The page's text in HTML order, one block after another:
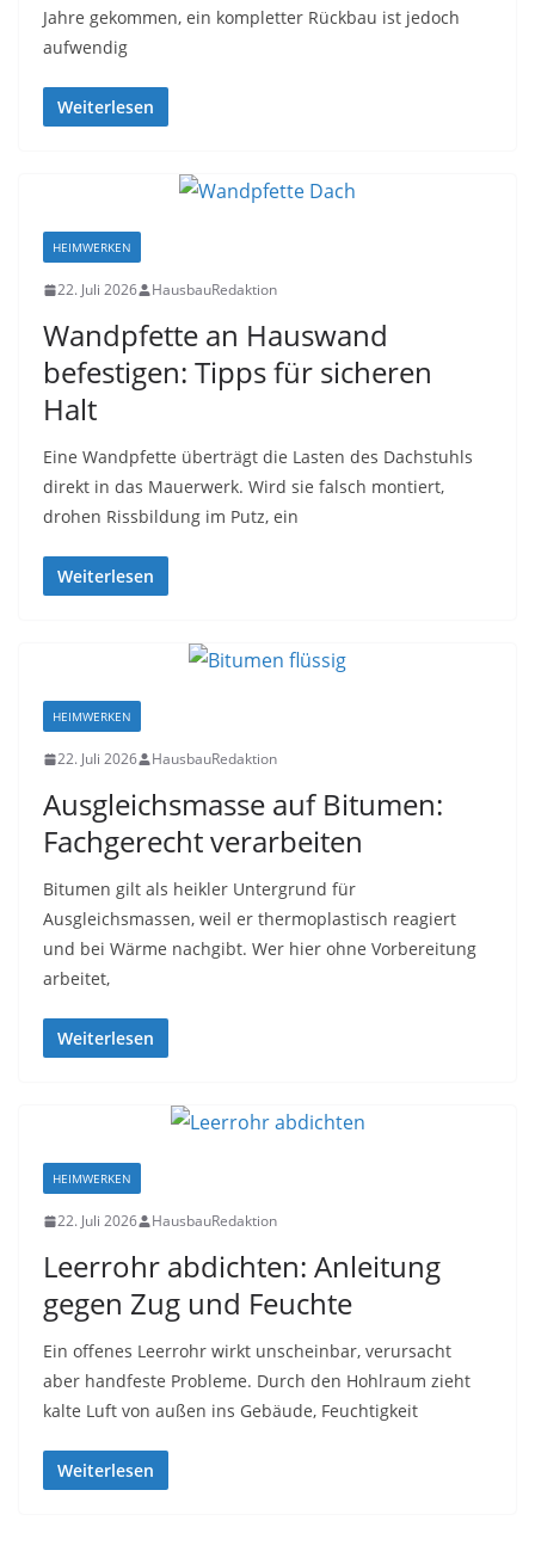
Jahre gekommen, ein kompletter Rückbau ist jedoch
aufwendig
Weiterlesen
HEIMWERKEN
22. Juli 2026 HausbauRedaktion
Wandpfette an Hauswand
befestigen: Tipps für sicheren
Halt
Eine Wandpfette überträgt die Lasten des Dachstuhls
direkt in das Mauerwerk. Wird sie falsch montiert,
drohen Rissbildung im Putz, ein
Weiterlesen
HEIMWERKEN
22. Juli 2026 HausbauRedaktion
Ausgleichsmasse auf Bitumen:
Fachgerecht verarbeiten
Bitumen gilt als heikler Untergrund für
Ausgleichsmassen, weil er thermoplastisch reagiert
und bei Wärme nachgibt. Wer hier ohne Vorbereitung
arbeitet,
Weiterlesen
HEIMWERKEN
22. Juli 2026 HausbauRedaktion
Leerrohr abdichten: Anleitung
gegen Zug und Feuchte
Ein offenes Leerrohr wirkt unscheinbar, verursacht
aber handfeste Probleme. Durch den Hohlraum zieht
kalte Luft von außen ins Gebäude, Feuchtigkeit
Weiterlesen